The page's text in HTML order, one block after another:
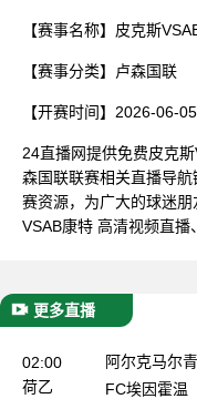
【赛事名称】 皮克斯
【赛事分类】 卢森国联
【开赛时间】 2026-06-
24直播网提供免费皮克
森国联联赛相关直播导
赛资源，为广大的球迷
VSAB康特 高清视频直播
更多直播
02:00
荷乙
阿尔克马尔
FC埃因霍温